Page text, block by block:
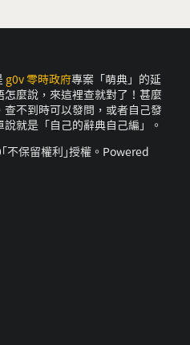
g0v 零時政府專案「萌典」的延
麼說，來這裡查就對了！甚麼
不到時可以發問，或者自己發
就是「自己的辭典自己編」。
不保留權利｣授權。Powered